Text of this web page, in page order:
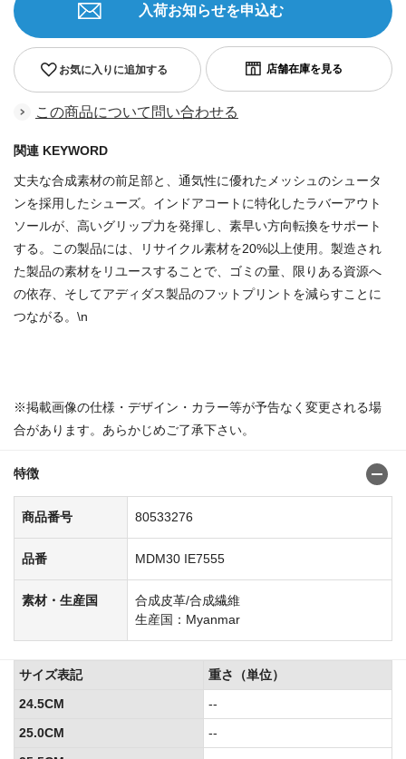
お気に入りに追加する
入荷お知らせを申込む
この商品について問い合わせる
関連 KEYWORD
丈夫な合成素材の前足部と、通気性に優れたメッシュのシュータ
ンを採用したシューズ。インドアコートに特化したラバーアウト
ソールが、高いグリップ力を発揮し、素早い方向転換をサポート
する。この製品には、リサイクル素材を20%以上使用。製造され
た製品の素材をリユースすることで、ゴミの量、限りある資源へ
の依存、そしてアディダス製品のフットプリントを減らすことに
つながる。\n
※掲載画像の仕様・デザイン・カラー等が予告なく変更される場
合があります。あらかじめご了承下さい。
特徴
商品番号 80533276
品番 MDM30 IE7555
素材・生産国
合成皮革/合成繊維
生産国：Myanmar
サイズ表記
重さ（単位）
24.5CM
--
25.0CM
--